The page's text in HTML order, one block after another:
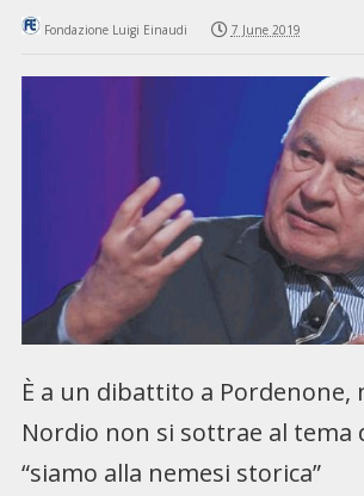
Fondazione Luigi Einaudi 7 June 2019
È a un dibattito a Pordenone,
Nordio non si sottrae al tema
“siamo alla nemesi storica”